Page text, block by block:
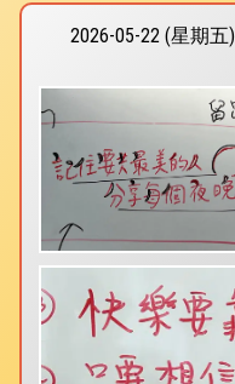
2026-05-22 (星期五)